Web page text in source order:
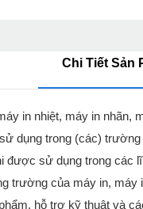
Chi Tiết Sản
in nhiệt, máy in
dụng trong (các)
được sử dụng trong
trường của máy in,
hỗ trợ kỹ thuật và